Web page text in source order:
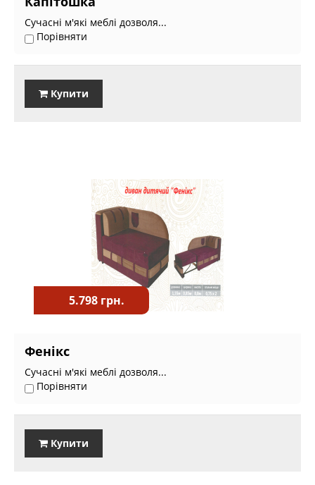
Сучасні м'які меблі дозволя...
Порівняти
Купити
5.798 грн.
Фенікс
Сучасні м'які меблі дозволя...
Порівняти
Купити